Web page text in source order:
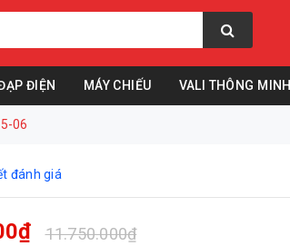
ĐIỆN MÁY CHIẾU VALI THÔNG MINH
06
đánh giá
11.750.000₫